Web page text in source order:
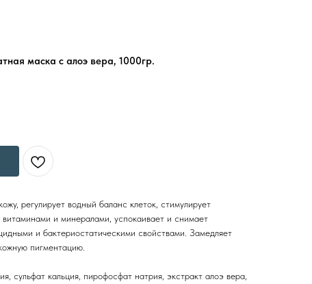
маска с алоэ вера, 1000гр.
регулирует водный баланс клеток, стимулирует
и минералами, успокаивает и снимает
и бактериостатическими свойствами. Замедляет
пигментацию.
сульфат кальция, пирофосфат натрия, экстракт алоэ вера,